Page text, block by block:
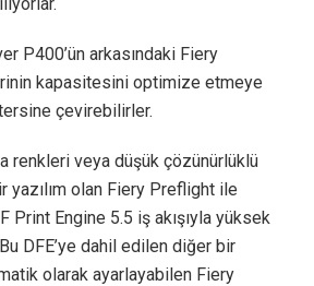
P400’ün arkasındaki Fiery
kapasitesini optimize etmeye
tersine çevirebilirler.
renkleri veya düşük çözünürlüklü
olan Fiery Preflight ile
Engine 5.5 iş akışıyla yüksek
DFE’ye dahil edilen diğer bir
olarak ayarlayabilen Fiery